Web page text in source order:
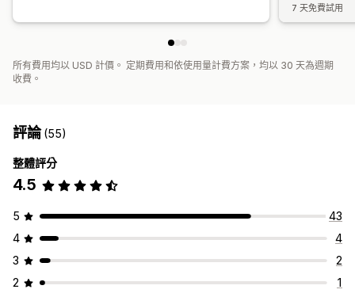
7 天免費試用
所有費用均以 USD 計價。 定期費用和依使用量計費方案，均以 30 天為週期
收費。
評論(55)
整體評分
4.5
5
43
4
4
3
2
2
1